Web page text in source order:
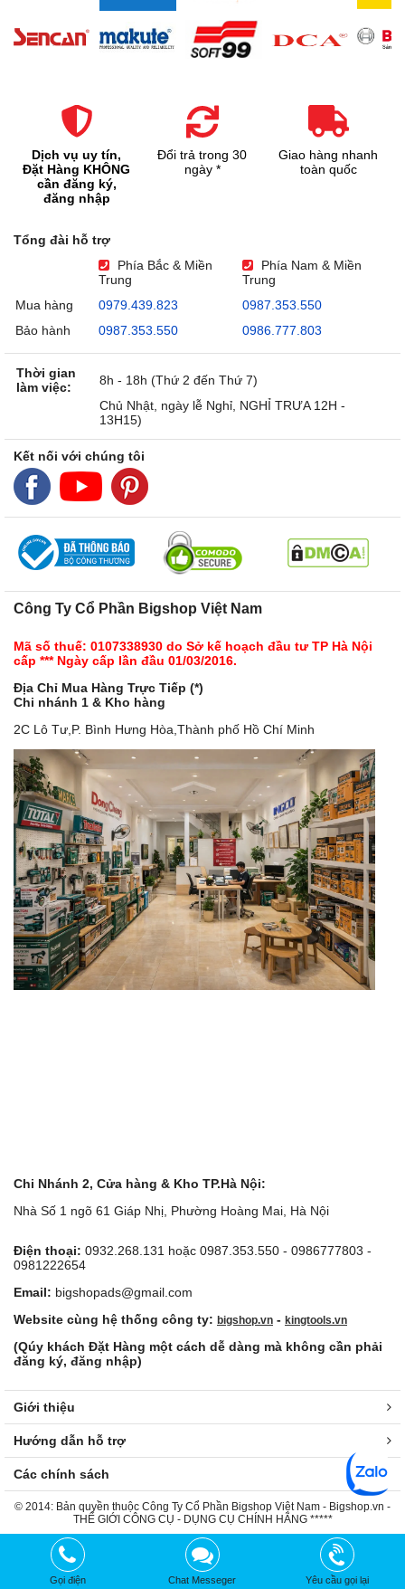
Dịch vụ uy tín,
Đặt Hàng KHÔNG
cần đăng ký,
đăng nhập
Đổi trả trong 30
ngày *
Giao hàng nhanh
toàn quốc
Tổng đài hỗ trợ
Phía Bắc & Miền
Trung
Phía Nam & Miền
Trung
Mua hàng
0979.439.823
0987.353.550
Bảo hành
0987.353.550 0986.777.803
Thời gian
làm việc:
8h - 18h (Thứ 2 đến Thứ 7)
Chủ Nhật, ngày lễ Nghỉ, NGHỈ TRƯA 12H -
13H15)
Kết nối với chúng tôi
Công Ty Cổ Phần Bigshop Việt Nam
Mã số thuế: 0107338930 do Sở kế hoạch đầu tư TP Hà Nội
cấp *** Ngày cấp lần đầu 01/03/2016.
Địa Chỉ Mua Hàng Trực Tiếp (*)
Chi nhánh 1 & Kho hàng
2C Lô Tư,P. Bình Hưng Hòa,Thành phố Hồ Chí Minh
Chi Nhánh 2, Cửa hàng & Kho TP.Hà Nội:
Nhà Số 1 ngõ 61 Giáp Nhị, Phường Hoàng Mai, Hà Nội
Điện thoại: 0932.268.131 hoặc 0987.353.550 - 0986777803 -
0981222654
Email: bigshopads@gmail.com
Website cùng hệ thống công ty: bigshop.vn - kingtools.vn
(Qúy khách Đặt Hàng một cách dễ dàng mà không cần phải
đăng ký, đăng nhập)
Giới thiệu
Hướng dẫn hỗ trợ
Các chính sách
© 2014: Bản quyền thuộc Công Ty Cổ Phần Bigshop Việt Nam - Bigshop.vn -
THẾ GIỚI CÔNG CỤ - DỤNG CỤ CHÍNH HÃNG *****
Gọi điện Chat Messeger Yêu cầu gọi lại